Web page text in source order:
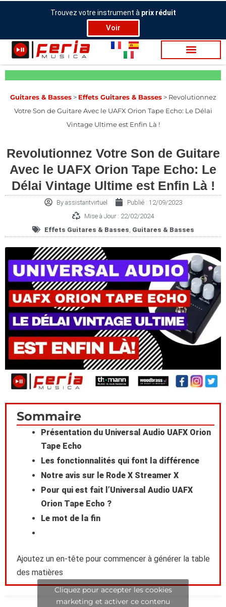
Aller
Trouvez votre instrument à prix réduit
Voir
Gui­tares & Basses> Effets Guitares & Basses> Revolutionnez
Votre Son de Guitare Avec le UAFX Orion Tape Echo: Le Délai
Vintage Ultime est Enfin Là !
Revolutionnez Votre Son de Guitare
Avec le UAFX Orion Tape Echo: Le
Délai Vintage Ultime est Enfin Là !
Byassistantvirtuel Publié : 12/09/2023
Mise à Jour : 22/02/2024
Effets Guitares & Basses Gui­tares & Basses
Sommaire
Présentation du Universal Audio UAFX Orion
Tape Echo
Les fonctionnalités qui font la différence
Notre avis sur le Rode X Streamer X
Pour qui est fait l’Universal Audio UAFX
Orion Tape Echo ?
Le mot de la fin
Ajoutez un en-tête pour commencer à générer la table
des matières
Scroll
Cliquez pour accepter les cookies
marketing et activer ce contenu